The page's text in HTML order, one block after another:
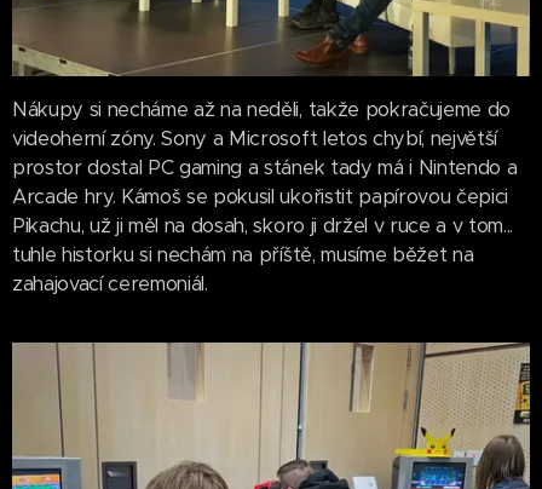
Nákupy si necháme až na neděli, takže pokračujeme do
videoherní zóny. Sony a Microsoft letos chybí, největší
prostor dostal PC gaming a stánek tady má i Nintendo a
Arcade hry. Kámoš se pokusil ukořistit papírovou čepici
Pikachu, už ji měl na dosah, skoro ji držel v ruce a v tom...
tuhle historku si nechám na příště, musíme běžet na
zahajovací ceremoniál.